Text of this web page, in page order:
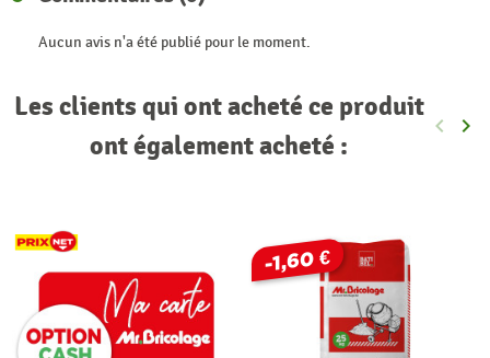
Aucun avis n'a été publié pour le moment.
Les clients qui ont acheté ce produit
ont également acheté :
keyboard_arrow_left keyboard_arrow_right
-1,60 €